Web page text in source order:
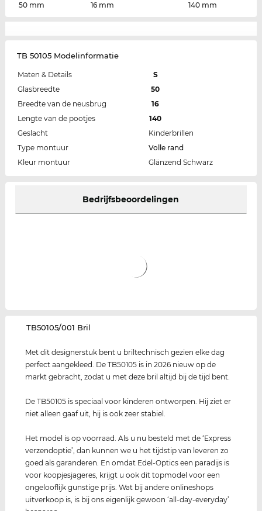
50 mm
16 mm
140 mm
TB 50105 Modelinformatie
Maten & Details
S
Glasbreedte
50
Breedte van de neusbrug
16
Lengte van de pootjes
140
Geslacht
Kinderbrillen
Type montuur
Volle rand
Kleur montuur
Glänzend Schwarz
Bedrijfsbeoordelingen
‌TB50105/001 Bril
Met dit designerstuk bent u briltechnisch gezien elke dag
perfect aangekleed. De TB50105 is in 2026 nieuw op de
markt gebracht, zodat u met deze bril altijd bij de tijd bent.
De TB50105 is speciaal voor kinderen ontworpen. Hij ziet er
niet alleen gaaf uit, hij is ook zeer stabiel.
Het model is op voorraad. Als u nu besteld met de ‘Express
verzendoptie’, dan kunnen we u het tijdstip van leveren zo
goed als garanderen. En omdat Edel-Optics een paradijs is
voor koopjesjageres, krijgt u ook dit topmodel voor een
ongelooflijk gunstige prijs. Wat bij andere onlineshops
uitverkoop is, is bij ons eigenlijk gewoon ‘all-day-everyday’